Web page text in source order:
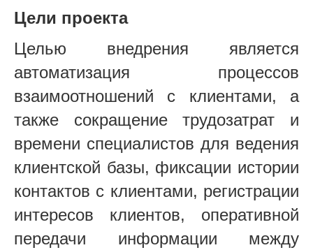
Цели проекта
Целью внедрения является
автоматизация процессов
взаимоотношений с клиентами, а
также сокращение трудозатрат и
времени специалистов для ведения
клиентской базы, фиксации истории
контактов с клиентами, регистрации
интересов клиентов, оперативной
передачи информации между